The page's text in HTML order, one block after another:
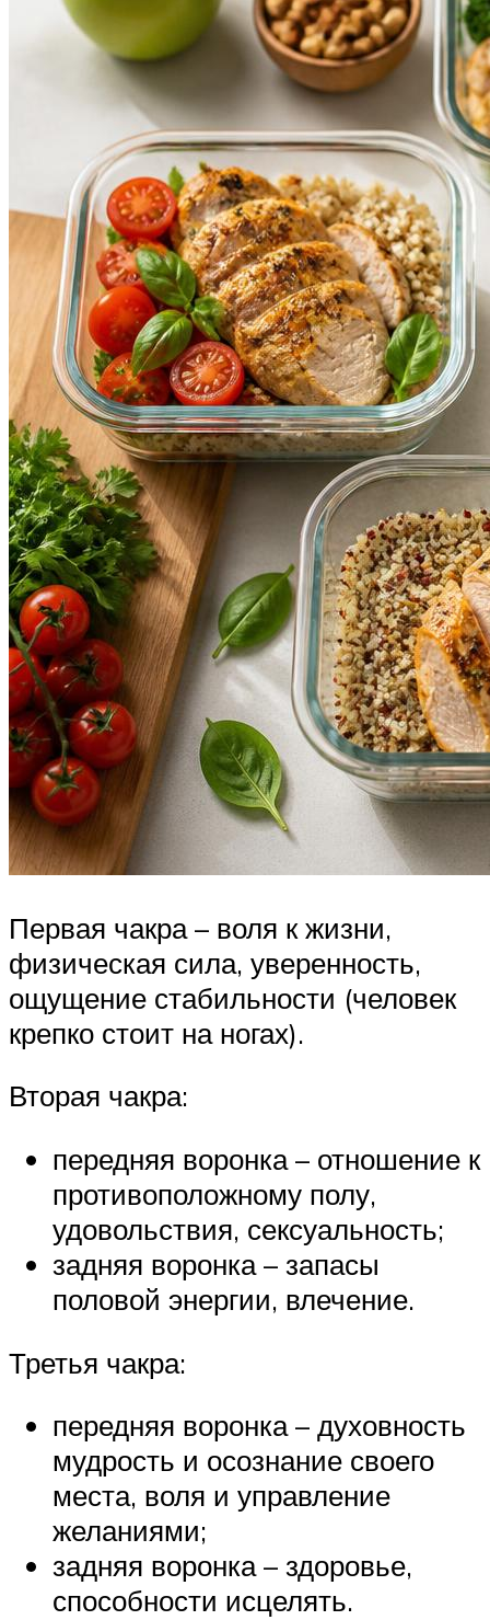
Первая чакра – воля к жизни,
физическая сила, уверенность,
ощущение стабильности (человек
крепко стоит на ногах).
Вторая чакра:
передняя воронка – отношение к
противоположному полу,
удовольствия, сексуальность;
задняя воронка – запасы
половой энергии, влечение.
Третья чакра:
передняя воронка – духовность
мудрость и осознание своего
места, воля и управление
желаниями;
задняя воронка – здоровье,
способности исцелять.